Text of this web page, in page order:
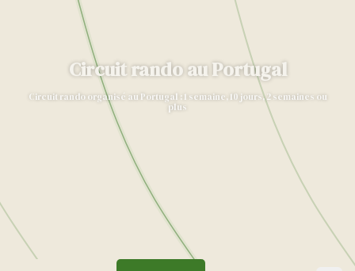
Circuit rando au Portugal
Circuit rando organisé au Portugal : 1 semaine, 10 jours, 2 semaines ou
plus